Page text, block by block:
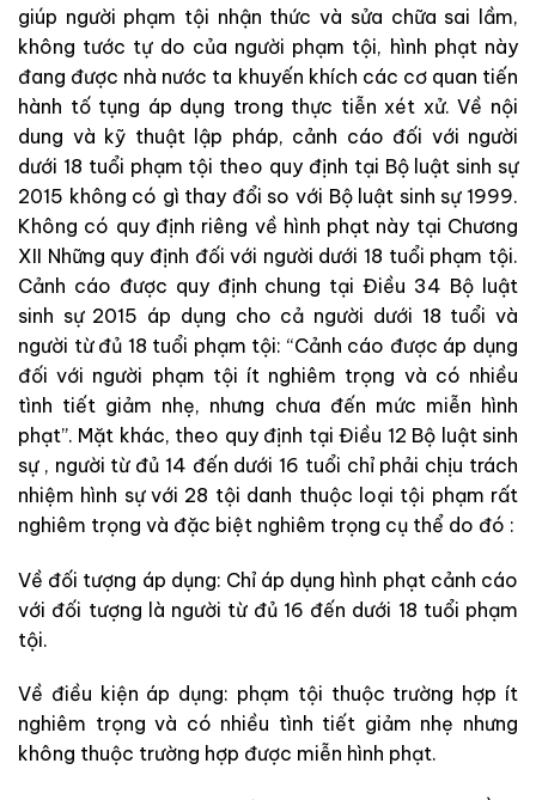
giúp người phạm tội nhận thức và sửa chữa sai lầm,
không tước tự do của người phạm tội, hình phạt này
đang được nhà nước ta khuyến khích các cơ quan tiến
hành tố tụng áp dụng trong thực tiễn xét xử. Về nội
dung và kỹ thuật lập pháp, cảnh cáo đối với người
dưới 18 tuổi phạm tội theo quy định tại Bộ luật sinh sự
2015 không có gì thay đổi so với Bộ luật sinh sự 1999.
Không có quy định riêng về hình phạt này tại Chương
XII Những quy định đối với người dưới 18 tuổi phạm tội.
Cảnh cáo được quy định chung tại Điều 34 Bộ luật
sinh sự 2015 áp dụng cho cả người dưới 18 tuổi và
người từ đủ 18 tuổi phạm tội: “Cảnh cáo được áp dụng
đối với người phạm tội ít nghiêm trọng và có nhiều
tình tiết giảm nhẹ, nhưng chưa đến mức miễn hình
phạt”. Mặt khác, theo quy định tại Điều 12 Bộ luật sinh
sự , người từ đủ 14 đến dưới 16 tuổi chỉ phải chịu trách
nhiệm hình sự với 28 tội danh thuộc loại tội phạm rất
nghiêm trọng và đặc biệt nghiêm trọng cụ thể do đó :
Về đối tượng áp dụng: Chỉ áp dụng hình phạt cảnh cáo
với đối tượng là người từ đủ 16 đến dưới 18 tuổi phạm
tội.
Về điều kiện áp dụng: phạm tội thuộc trường hợp ít
nghiêm trọng và có nhiều tình tiết giảm nhẹ nhưng
không thuộc trường hợp được miễn hình phạt.